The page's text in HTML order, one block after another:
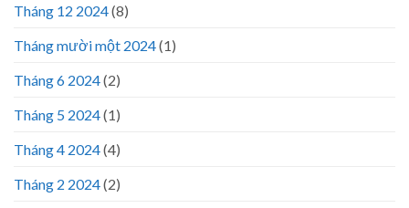
Tháng 12 2024(8)
Tháng mười một 2024(1)
Tháng 6 2024(2)
Tháng 5 2024(1)
Tháng 4 2024(4)
Tháng 2 2024(2)